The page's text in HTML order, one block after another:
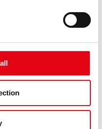
acciaio
in acciaio
304-316.